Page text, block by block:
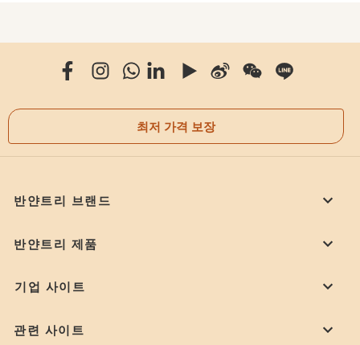
최저 가격 보장
반얀트리 브랜드
반얀트리 제품
기업 사이트
관련 사이트